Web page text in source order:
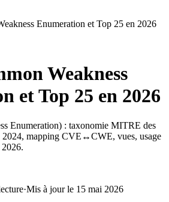
Enumeration et Top 25 en 2026
Weakness
et Top 25 en 2026
Enumeration) : taxonomie MITRE des
2024, mapping CVE↔CWE, vues, usage
·Mis à jour le 15 mai 2026